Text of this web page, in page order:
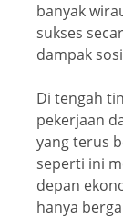
banyak
sukses
dampak
Di tengah
pekerjaan
yang terus
seperti ini
depan
hanya